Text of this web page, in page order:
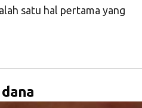
satu hal pertama yang